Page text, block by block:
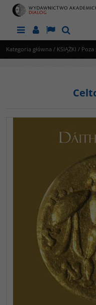
MenuPanelLangSzukaj
Kategoria główna / KSIĄŻKI / Poza